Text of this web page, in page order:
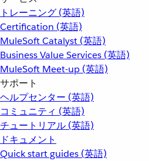
トレーニング (英語)
Certification (英語)
MuleSoft Catalyst (英語)
Business Value Services (英語)
MuleSoft Meet-up (英語)
サポート
ヘルプセンター (英語)
コミュニティ (英語)
チュートリアル (英語)
ドキュメント
Quick start guides (英語)